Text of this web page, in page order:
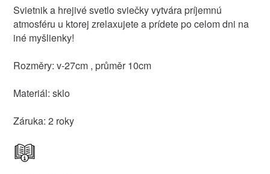
Svietnik a hrejivé svetlo sviečky vytvára príjemnú
atmosféru u ktorej zrelaxujete a prídete po celom dni na
iné myšlienky!
Rozměry: v-27cm , průměr 10cm
Materiál: sklo
Záruka: 2 roky